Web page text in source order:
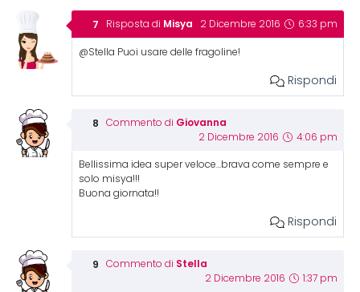
Risposta di Misya 2 Dicembre 2016 6:33 pm
@Stella Puoi usare delle fragoline!
Rispondi
Commento di Giovanna
2 Dicembre 2016 4:06 pm
Bellissima idea super veloce…brava come sempre e
solo misya!!!
Buona giornata!!
Rispondi
Commento di Stella
2 Dicembre 2016 1:37 pm